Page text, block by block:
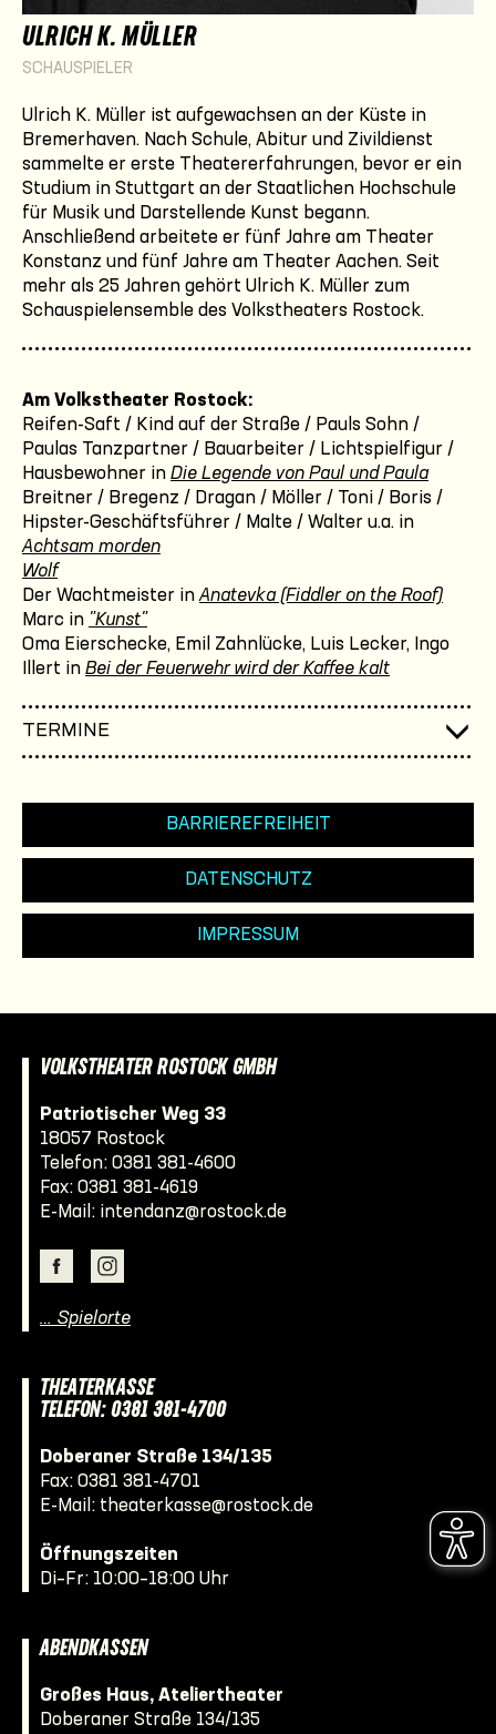
ULRICH K. MÜLLER
SCHAUSPIELER
Ulrich K. Müller ist aufgewachsen an der Küste in
Bremerhaven. Nach Schule, Abitur und Zivildienst
sammelte er erste Theatererfahrungen, bevor er ein
Studium in Stuttgart an der Staatlichen Hochschule
für Musik und Darstellende Kunst begann.
Anschließend arbeitete er fünf Jahre am Theater
Konstanz und fünf Jahre am Theater Aachen. Seit
mehr als 25 Jahren gehört Ulrich K. Müller zum
Schauspielensemble des Volkstheaters Rostock.
Am Volkstheater Rostock:
Reifen-Saft / Kind auf der Straße / Pauls Sohn /
Paulas Tanzpartner / Bauarbeiter / Lichtspielfigur /
Hausbewohner in Die Legende von Paul und Paula
Breitner / Bregenz / Dragan / Möller / Toni / Boris /
Hipster-Geschäftsführer / Malte / Walter u.a. in
Achtsam morden
Wolf
Der Wachtmeister in Anatevka (Fiddler on the Roof)
Marc in "Kunst"
Oma Eierschecke, Emil Zahnlücke, Luis Lecker, Ingo
Illert in Bei der Feuerwehr wird der Kaffee kalt
TERMINE
BARRIEREFREIHEIT
DATENSCHUTZ
IMPRESSUM
VOLKSTHEATER ROSTOCK GMBH
Patriotischer Weg 33
18057 Rostock
Telefon: 0381 381-4600
Fax: 0381 381-4619
E-Mail: intendanz@rostock.de
… Spielorte
THEATERKASSE
TELEFON: 0381 381-4700
Doberaner Straße 134/135
Fax: 0381 381-4701
E-Mail: theaterkasse@rostock.de
Öffnungszeiten
Di–Fr: 10:00–18:00 Uhr
ABENDKASSEN
Großes Haus, Ateliertheater
Doberaner Straße 134/135